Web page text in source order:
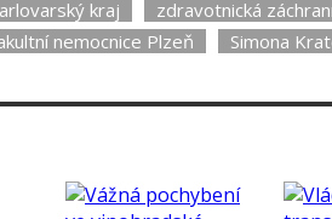
kraj
zdravotnická
nemocnice Plzeň
Simona